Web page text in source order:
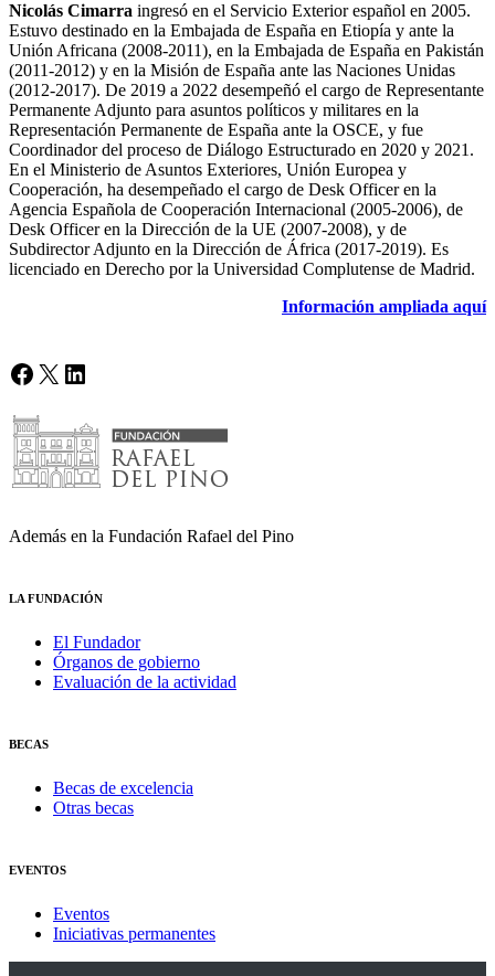
Nicolás Cimarra ingresó en el Servicio Exterior español en 2005.
Estuvo destinado en la Embajada de España en Etiopía y ante la
Unión Africana (2008-2011), en la Embajada de España en Pakistán
(2011-2012) y en la Misión de España ante las Naciones Unidas
(2012-2017). De 2019 a 2022 desempeñó el cargo de Representante
Permanente Adjunto para asuntos políticos y militares en la
Representación Permanente de España ante la OSCE, y fue
Coordinador del proceso de Diálogo Estructurado en 2020 y 2021.
En el Ministerio de Asuntos Exteriores, Unión Europea y
Cooperación, ha desempeñado el cargo de Desk Officer en la
Agencia Española de Cooperación Internacional (2005-2006), de
Desk Officer en la Dirección de la UE (2007-2008), y de
Subdirector Adjunto en la Dirección de África (2017-2019). Es
licenciado en Derecho por la Universidad Complutense de Madrid.
Información ampliada aquí
Facebook
X LinkedIn
Además en la Fundación Rafael del Pino
LA FUNDACIÓN
El Fundador
Órganos de gobierno
Evaluación de la actividad
BECAS
Becas de excelencia
Otras becas
EVENTOS
Eventos
Iniciativas permanentes